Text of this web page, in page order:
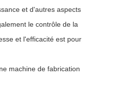
et d'autres aspects
le contrôle de la
et l'efficacité est pour
machine de fabrication